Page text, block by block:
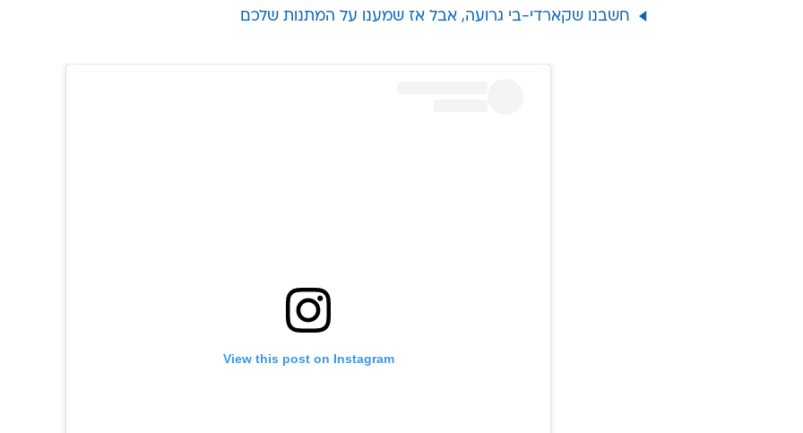
חשבנו שקארדי-בי גרועה, אבל אז שמענו על המתנות שלכם
View this post on Instagram